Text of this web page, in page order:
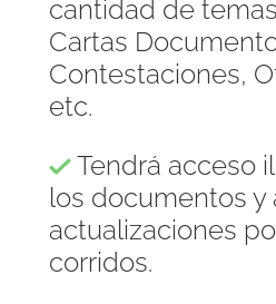
cantidad de
Cartas
Contestaciones,
etc.
Tendrá acceso
los documentos y
actualizaciones
corridos.